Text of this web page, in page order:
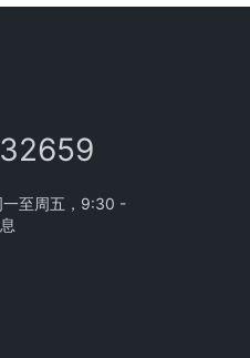
一至周五，9:30 -